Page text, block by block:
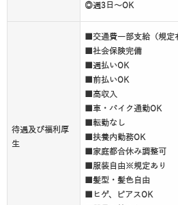
◎週3日～OK
待遇及び福利厚
生
■交通費一部支給（規定
■社会保険完備
■週払いOK
■前払いOK
■高収入
■車・バイク通勤OK
■転勤なし
■扶養内勤務OK
■家庭都合休み調整可
■服装自由※規定あり
■髪型・髪色自由
■ヒゲ、ピアスOK